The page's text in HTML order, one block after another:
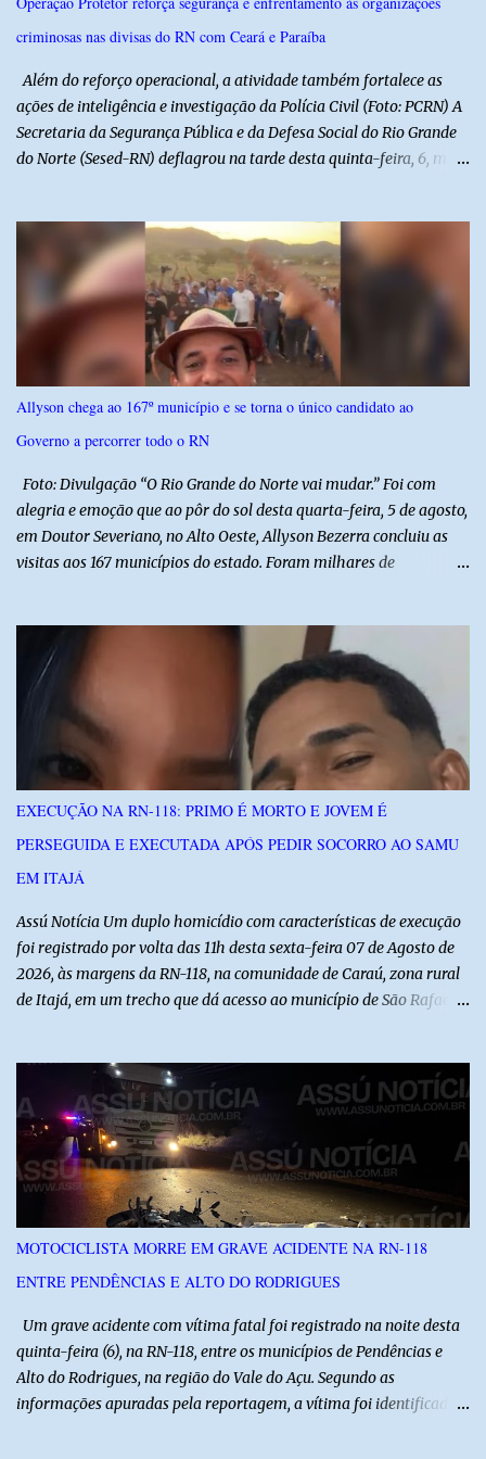
Municipal de Educação poderá expedir normas complementares
necessárias ao cumprimento da lei.
criminosas nas divisas do RN com Ceará e Paraíba
Além do reforço operacional, a atividade também fortalece as
ações de inteligência e investigação da Polícia Civil (Foto: PCRN) A
Secretaria da Segurança Pública e da Defesa Social do Rio Grande
do Norte (Sesed-RN) deflagrou na tarde desta quinta-feira, 6, mais
da segurança pública para o enfrentamento de organizações
criminosas nos municípios localizados nas divisas do Rio Grande
do Norte com os estados do Ceará e da Paraíba. A mobilização,
com concentração e saída de equipes policiais, ocorreu às 16h, no
município de Baraúna, no Oeste potiguar. A operação reúne
efetivos da Polícia Militar do Rio Grande do Norte, da Polícia Civil
do Rio Grande do Norte e da Polícia Militar do Ceará, reforçando a
atuação integrada entre as forças de segurança e intensificando o
combate à criminalidade nas áreas de fronteira interestadual. As
Allyson chega ao 167º município e se torna o único candidato ao
Governo a percorrer todo o RN
Foto: Divulgação “O Rio Grande do Norte vai mudar.” Foi com
alegria e emoção que ao pôr do sol desta quarta-feira, 5 de agosto,
em Doutor Severiano, no Alto Oeste, Allyson Bezerra concluiu as
visitas aos 167 municípios do estado. Foram milhares de
Governador Allyson Bezerra concluiu as agendas do 167 Razões RN
após visitar todas as cidades potiguares, dos pequenos municípios
aos maiores centros do estado. A caminhada começou em 29 de
março pelo município de Touros, Marco Zero da BR-101 e foi
concluída nesta quarta-feira depois de 129 dias entre a primeira e
a última visita. Os registros estão sendo publicados no perfil do
Instagram @167RazoesRN Ao longo do percurso, Allyson conheceu
de perto as potencialidades, as belezas, a cultura e a força do povo,
mas também ouviu os dramas e as necessidades enfrentadas pelas
famílias em cada região. A iniciativa pe...
EXECUÇÃO NA RN-118: PRIMO É MORTO E JOVEM É
PERSEGUIDA E EXECUTADA APÓS PEDIR SOCORRO AO SAMU
EM ITAJÁ
Assú Notícia Um duplo homicídio com características de execução
foi registrado por volta das 11h desta sexta-feira 07 de Agosto de
2026, às margens da RN-118, na comunidade de Caraú, zona rural
de Itajá, em um trecho que dá acesso ao município de São Rafael.
repórter Jalisson Ferreira apurou os fatos diretamente com as
equipes que atuaram na ocorrência e acompanhou o trabalho da
Polícia Militar, Polícia Civil e Polícia Científica. Segundo as
informações levantadas pela reportagem, o Serviço de
Atendimento Móvel de Urgência (SAMU) recebeu uma ligação de
uma mulher informando que havia sido baleada nas
proximidades da rodovia e que precisava de socorro. Diante da
informação, a equipe solicitou apoio da Polícia Militar e iniciou
buscas ao longo da RN-118, entre Itajá e São Rafael. Apesar das
após cerca de ...
MOTOCICLISTA MORRE EM GRAVE ACIDENTE NA RN-118
ENTRE PENDÊNCIAS E ALTO DO RODRIGUES
Um grave acidente com vítima fatal foi registrado na noite desta
quinta-feira (6), na RN-118, entre os municípios de Pendências e
Alto do Rodrigues, na região do Vale do Açu. Segundo as
informações apuradas pela reportagem, a vítima foi identificada